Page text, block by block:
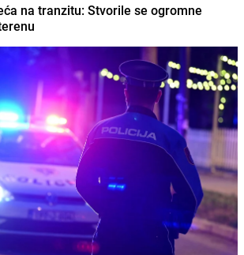
na tranzitu: Stvorile se ogromne